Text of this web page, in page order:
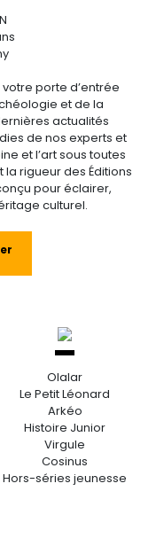
porte d’entrée
et de la
actualités
de nos experts et
et l’art sous toutes
rigueur des Éditions
pour éclairer,
culturel.
Olalar
Le Petit Léonard
Arkéo
Histoire Junior
Virgule
Cosinus
Hors-séries jeunesse